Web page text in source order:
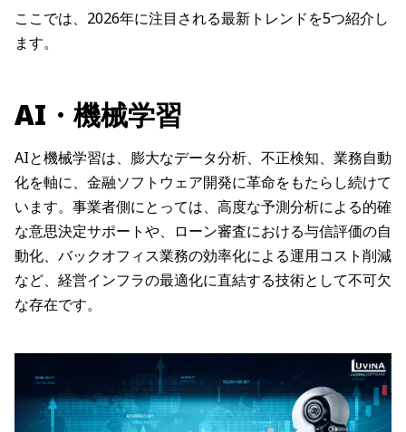
ここでは、2026年に注目される最新トレンドを5つ紹介し
ます。
AI・機械学習
AIと機械学習は、膨大なデータ分析、不正検知、業務自動
化を軸に、金融ソフトウェア開発に革命をもたらし続けて
います。事業者側にとっては、高度な予測分析による的確
な意思決定サポートや、ローン審査における与信評価の自
動化、バックオフィス業務の効率化による運用コスト削減
など、経営インフラの最適化に直結する技術として不可欠
な存在です。